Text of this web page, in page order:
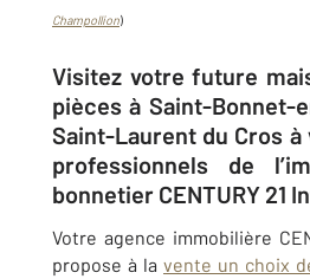
Champollion)
Visitez votre future
pièces à Saint-Bonnet-
Saint-Laurent du Cros à
professionnels de
bonnetier CENTURY 21
Votre agence immobilière
propose à la vente un choix